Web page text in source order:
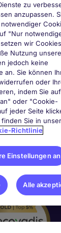
zu
anzupassen.
"Nur
wir
Nutzung
jedoch keine
an. Sie können
oder
indem Sie
oder "Cookie-
jeder Seite
Sie in
Richtlinie
Einstellungen an
Alle